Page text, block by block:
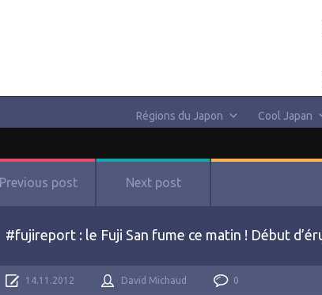
Régions du Japon Cool Japan
Previous post Next post
#fujireport : le Fuji San fume ce matin ! Début
14.11.2012 David Michaud 0